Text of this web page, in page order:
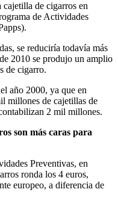
de cigarros en
de Actividades
se reduciría todavía más
2010 se produjo un amplio
de cigarro.
año 2000, ya que en
millones de cajetillas de
2 mil millones.
son más caras para
Preventivas, en
ronda los 4 euros,
europeo, a diferencia de